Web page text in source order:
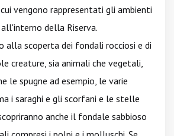
vengono rappresentati gli ambienti
della Riserva.
alla scoperta dei fondali rocciosi e di
creature, sia animali che vegetali,
le spugne ad esempio, le varie
i saraghi e gli scorfani e le stelle
anche il fondale sabbioso